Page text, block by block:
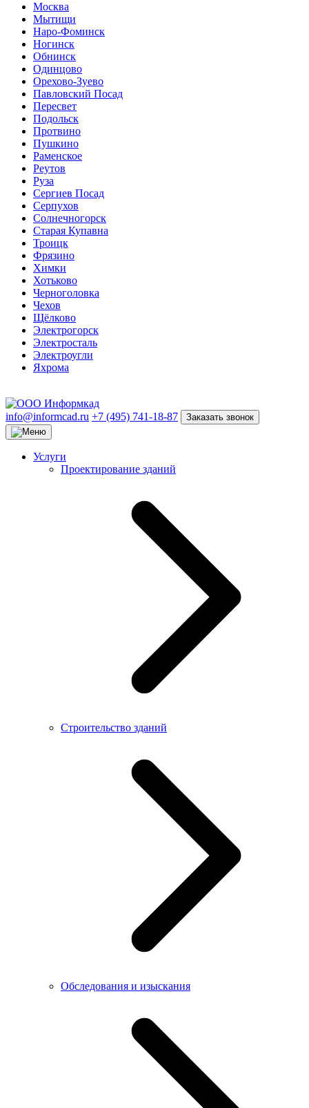
Москва
Мытищи
Наро-Фоминск
Ногинск
Обнинск
Одинцово
Орехово-Зуево
Павловский Посад
Пересвет
Подольск
Протвино
Пушкино
Раменское
Реутов
Руза
Сергиев Посад
Серпухов
Солнечногорск
Старая Купавна
Троицк
Фрязино
Химки
Хотьково
Черноголовка
Чехов
Щёлково
Электрогорск
Электросталь
Электроугли
Яхрома
info@informcad.ru +7 (495) 741-18-87 Заказать звонок
Услуги
Проектирование зданий
Строительство зданий
Обследования и изыскания